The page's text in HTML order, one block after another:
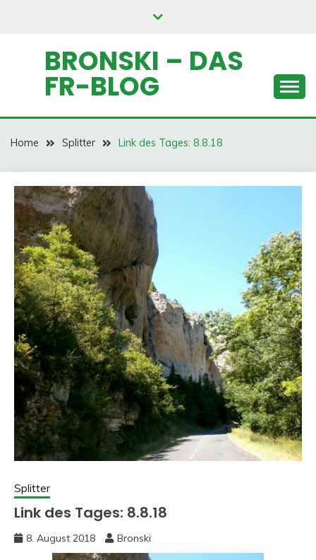
BRONSKI – DAS
FR-BLOG
Home Splitter Link des Tages: 8.8.18
Splitter
Link des Tages: 8.8.18
8. August 2018 Bronski